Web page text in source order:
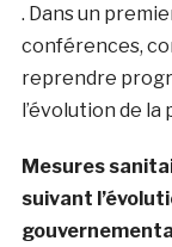
. Dans un
conférences,
reprendre
l’évolution de la
Mesures
suivant